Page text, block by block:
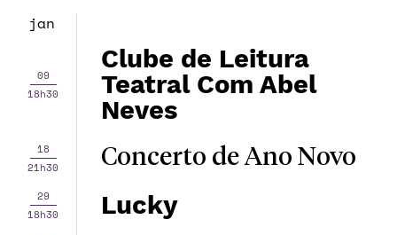
jan
09
18h30
Clube de Leitura
Teatral Com Abel
Neves
18
21h30
Concerto de Ano Novo
29
18h30
Lucky